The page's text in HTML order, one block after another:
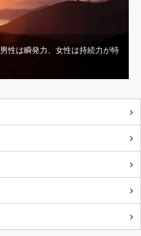
は瞬発力、女性は持続力が特